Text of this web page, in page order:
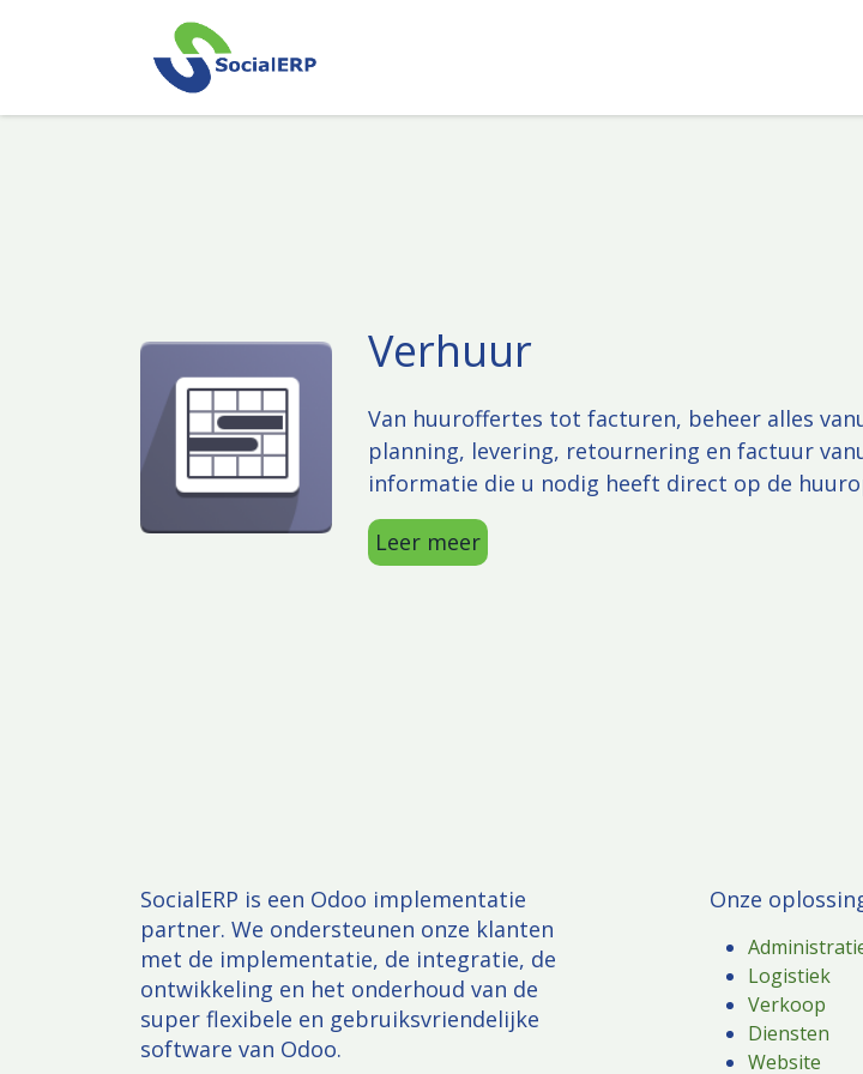
Overslaan naar inhoud
Verhuur
Van huuroffertes tot facturen, beheer alles
planning, levering, retournering en factuur
informatie die u nodig heeft direct op de
Leer meer
SocialERP is een Odoo implementatie
partner. We ondersteunen onze klanten
met de implementatie, de integratie, de
ontwikkeling en het onderhoud van de
super flexibele en gebruiksvriendelijke
software van Odoo.
Onze
Logistiek
Verkoop
Diensten
Website